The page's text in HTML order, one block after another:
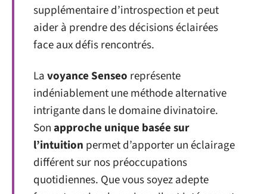
supplémentaire d’introspection et peut
aider à prendre des décisions éclairées
face aux défis rencontrés.
Lavoyance Senseo représente
indéniablement une méthode alternative
intrigante dans le domaine divinatoire.
Sonapproche unique basée sur
l’intuition permet d’apporter un éclairage
différent sur nos préoccupations
quotidiennes. Que vous soyez adepte